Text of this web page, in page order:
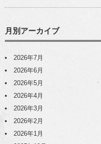
月別アーカイブ
2026年7月
2026年6月
2026年5月
2026年4月
2026年3月
2026年2月
2026年1月